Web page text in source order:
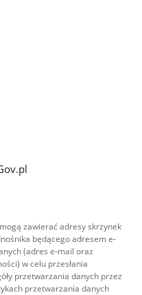
zawierać adresy skrzynek
będącego adresem e-
(adres e-mail oraz
w celu przesłania
przetwarzania danych przez
przetwarzania danych